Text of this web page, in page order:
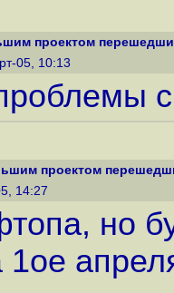
проектом
05, 10:13
проектом
14:27
но